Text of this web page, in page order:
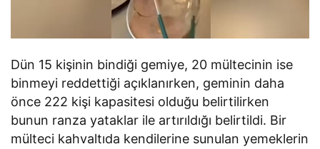
Dün 15 kişinin bindiği gemiye, 20 mültecinin ise
binmeyi reddettiği açıklanırken, geminin daha
önce 222 kişi kapasitesi olduğu belirtilirken
bunun ranza yataklar ile artırıldığı belirtildi. Bir
mülteci kahvaltıda kendilerine sunulan yemeklerin